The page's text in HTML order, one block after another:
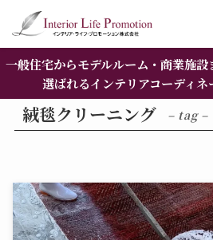
一般住宅からモデルルーム・商業施
選ばれるインテリアコーディ
絨毯クリーニング – tag –